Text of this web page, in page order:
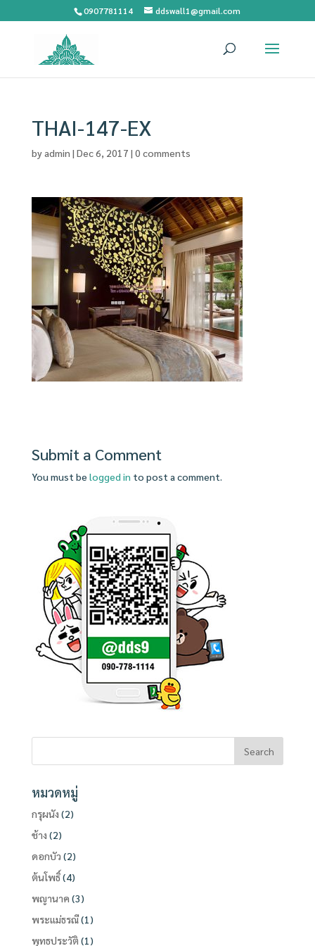
0907781114 ddswall1@gmail.com
THAI-147-EX
byadmin | Dec 6, 2017 | 0 comments
Submit a Comment
You must be logged in to post a comment.
หมวดหมู่
กรุผนัง (2)
ช้าง (2)
ดอกบัว (2)
ต้นโพธิ์(4)
พญานาค (3)
พระแม่ธรณี(1)
พุทธประวัติ (1)